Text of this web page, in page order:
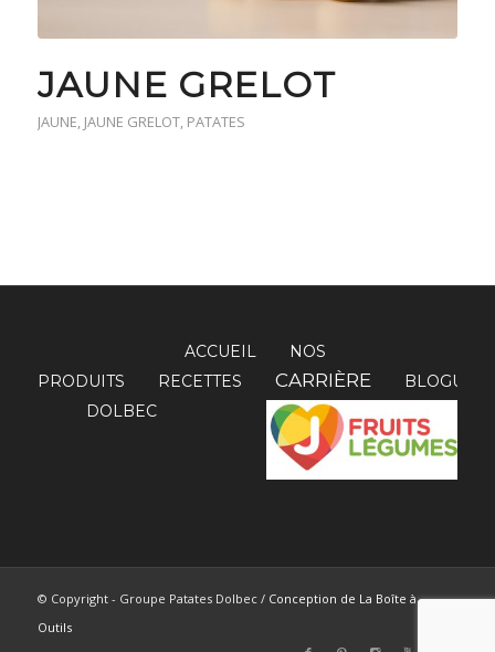
JAUNE GRELOT
JAUNE, JAUNE GRELOT, PATATES
ACCUEIL
NOS
PRODUITS
RECETTES CARRIÈRE
BLOGUE
DOLBEC
© Copyright - Groupe Patates Dolbec / Conception de La Boîte à
Outils